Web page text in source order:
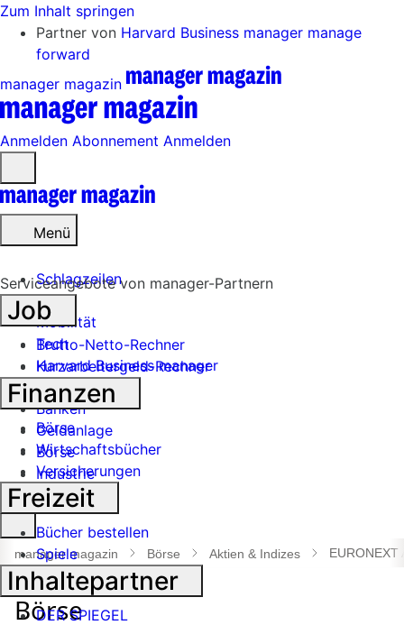
Zum Inhalt springen
Partner von Harvard Business manager manage
forward
manager magazin
Anmelden Abonnement Anmelden
öffnen
Menü
Schlagzeilen
Mobilität
Tech
Harvard Business manager
Handel
Banken
Geldanlage
Börse
Industrie
Suche
öffnen
manager magazin Börse Aktien & Indizes EURONEXT
Serviceangebote von manager-Partnern
Job
Brutto-Netto-Rechner
Kurzarbeitergeld-Rechner
Finanzen
Börse
Wirtschaftsbücher
Versicherungen
Freizeit
Bücher bestellen
Spiele
Inhaltepartner
DER SPIEGEL